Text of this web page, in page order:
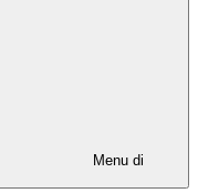
Menu di